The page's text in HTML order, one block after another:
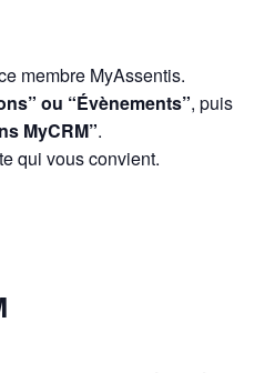
membre MyAssentis.
ou “Évènements”, puis
MyCRM”.
qui vous convient.